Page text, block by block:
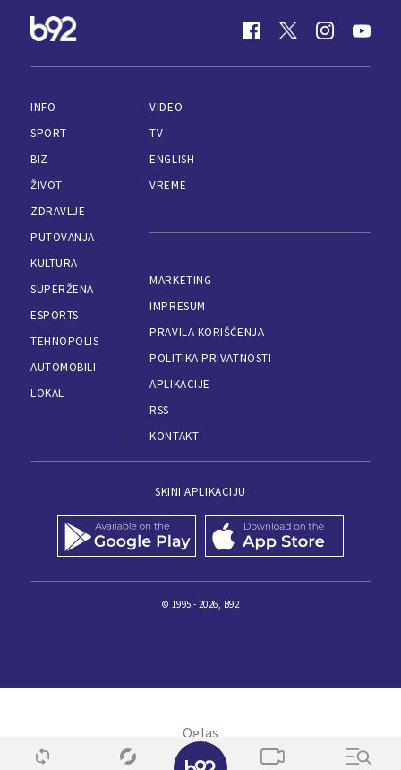
INFO
SPORT
BIZ
ŽIVOT
ZDRAVLJE
PUTOVANJA
KULTURA
SUPERŽENA
ESPORTS
TEHNOPOLIS
AUTOMOBILI
LOKAL
VIDEO
TV
ENGLISH
VREME
MARKETING
IMPRESUM
PRAVILA KORIŠĆENJA
POLITIKA PRIVATNOSTI
APLIKACIJE
RSS
KONTAKT
SKINI APLIKACIJU
© 1995 - 2026, B92
✕